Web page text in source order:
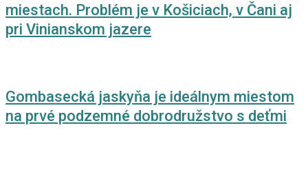
miestach. Problém je v Košiciach, v Čani aj
pri Vinianskom jazere
Gombasecká jaskyňa je ideálnym miestom
na prvé podzemné dobrodružstvo s deťmi